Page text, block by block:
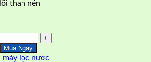
than nén
Mua Ngay
máy lọc nước